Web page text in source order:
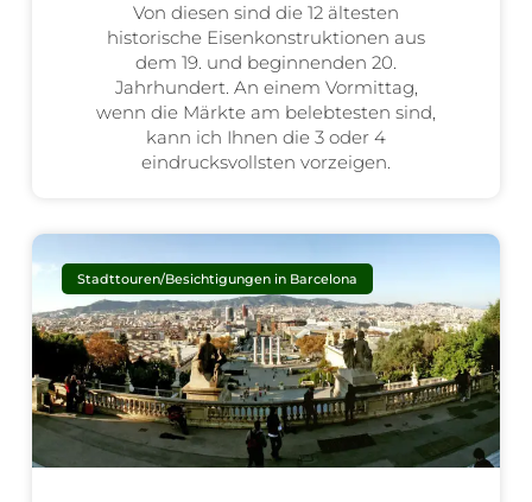
Von diesen sind die 12 ältesten
historische Eisenkonstruktionen aus
dem 19. und beginnenden 20.
Jahrhundert. An einem Vormittag,
wenn die Märkte am belebtesten sind,
kann ich Ihnen die 3 oder 4
eindrucksvollsten vorzeigen.
Stadttouren/Besichtigungen in Barcelona